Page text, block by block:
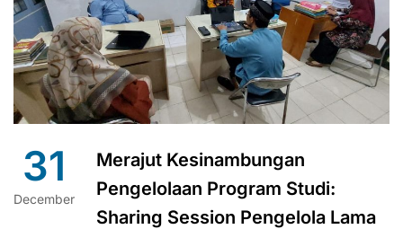
31
December
Merajut Kesinambungan
Pengelolaan Program Studi:
Sharing Session Pengelola Lama